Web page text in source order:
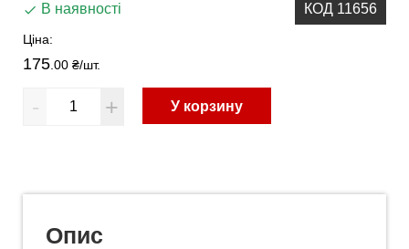
В наявності КОД 11656
Ціна:
175 .00 ₴/шт.
- + У корзину
Опис